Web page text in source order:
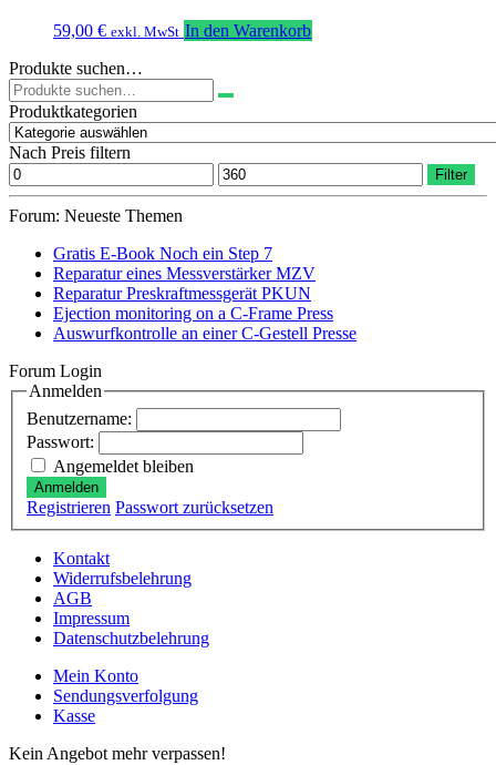
59,00 € exkl. MwSt In den Warenkorb
Produkte suchen…
Suchen
nach:
Produktkategorien
Nach Preis filtern
Min.
Preis
Max.
Preis
Filter
Forum: Neueste Themen
Gratis E-Book Noch ein Step 7
Reparatur eines Messverstärker MZV
Reparatur Preskraftmessgerät PKUN
Ejection monitoring on a C-Frame Press
Auswurfkontrolle an einer C-Gestell Presse
Forum Login
Anmelden
Benutzername:
Passwort:
Angemeldet bleiben
Anmelden
Registrieren Passwort zurücksetzen
Kontakt
Widerrufsbelehrung
AGB
Impressum
Datenschutzbelehrung
Mein Konto
Sendungsverfolgung
Kasse
Kein Angebot mehr verpassen!